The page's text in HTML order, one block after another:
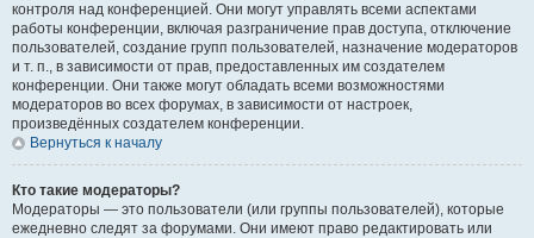
контроля над конференцией. Они могут управлять всеми аспектами
работы конференции, включая разграничение прав доступа, отключение
пользователей, создание групп пользователей, назначение модераторов
и т. п., в зависимости от прав, предоставленных им создателем
конференции. Они также могут обладать всеми возможностями
модераторов во всех форумах, в зависимости от настроек,
произведённых создателем конференции.
Вернуться к началу
Кто такие модераторы?
Модераторы — это пользователи (или группы пользователей), которые
ежедневно следят за форумами. Они имеют право редактировать или